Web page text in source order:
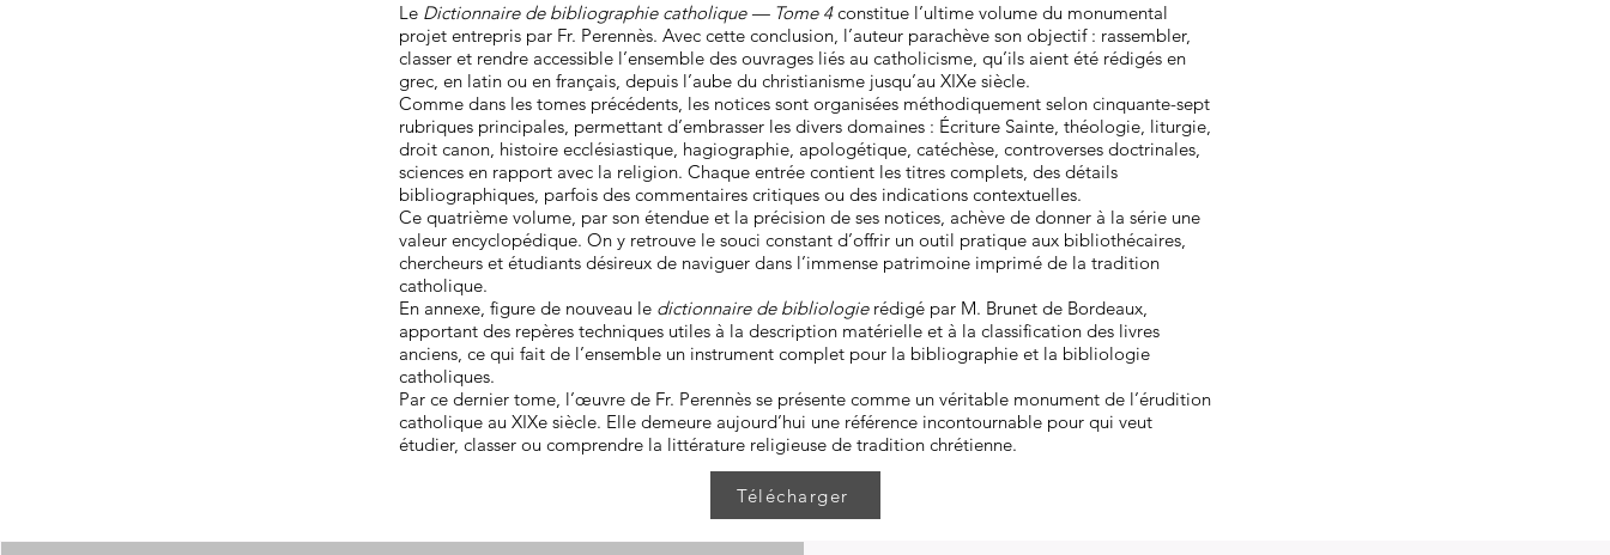
Le Dictionnaire de bibliographie catholique — Tome 4constitue l’ultime volume du monumental
projet entrepris par Fr. Perennès. Avec cette conclusion, l’auteur parachève son objectif : rassembler,
classer et rendre accessible l’ensemble des ouvrages liés au catholicisme, qu’ils aient été rédigés en
grec, en latin ou en français, depuis l’aube du christianisme jusqu’au XIXe siècle.
Comme dans les tomes précédents, les notices sont organisées méthodiquement selon cinquante-sept
rubriques principales, permettant d’embrasser les divers domaines : Écriture Sainte, théologie, liturgie,
droit canon, histoire ecclésiastique, hagiographie, apologétique, catéchèse, controverses doctrinales,
sciences en rapport avec la religion. Chaque entrée contient les titres complets, des détails
bibliographiques, parfois des commentaires critiques ou des indications contextuelles.
Ce quatrième volume, par son étendue et la précision de ses notices, achève de donner à la série une
valeur encyclopédique. On y retrouve le souci constant d’offrir un outil pratique aux bibliothécaires,
chercheurs et étudiants désireux de naviguer dans l’immense patrimoine imprimé de la tradition
catholique.
En annexe, figure de nouveau le dictionnaire de bibliologierédigé par M. Brunet de Bordeaux,
apportant des repères techniques utiles à la description matérielle et à la classification des livres
anciens, ce qui fait de l’ensemble un instrument complet pour la bibliographie et la bibliologie
catholiques.
Par ce dernier tome, l’œuvre de Fr. Perennès se présente comme un véritable monument de l’érudition
catholique au XIXe siècle. Elle demeure aujourd’hui une référence incontournable pour qui veut
étudier, classer ou comprendre la littérature religieuse de tradition chrétienne.
Télécharger